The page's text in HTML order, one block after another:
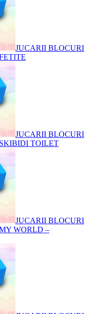
JUCARII BLOCURI
JUCARII BLOCURI
TOILET
JUCARII BLOCURI
WORLD –